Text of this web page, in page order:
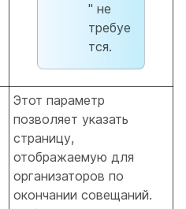
" не
требуе
тся.
Этот параметр
позволяет указать
страницу,
отображаемую для
организаторов по
окончании совещаний.